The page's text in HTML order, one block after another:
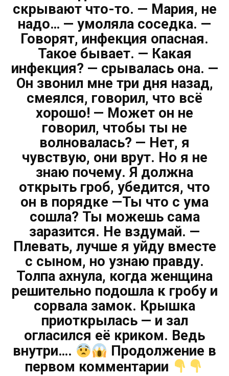
скрывают что-то. — Мария, не
надо… — умоляла соседка. —
Говорят, инфекция опасная.
Такое бывает. — Какая
инфекция? — срывалась она. —
Он звонил мне три дня назад,
смеялся, говорил, что всё
хорошо! — Может он не
говорил, чтобы ты не
волновалась? — Нет, я
чувствую, они врут. Но я не
знаю почему. Я должна
открыть гроб, убедится, что
он в порядке —Ты что с ума
сошла? Ты можешь сама
заразится. Не вздумай. —
Плевать, лучше я уйду вместе
с сыном, но узнаю правду.
Толпа ахнула, когда женщина
решительно подошла к гробу и
сорвала замок. Крышка
приоткрылась — и зал
огласился её криком. Ведь
внутри….
Продолжение в
первом комментарии